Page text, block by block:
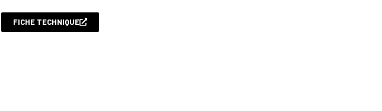
FICHE TECHNIQUE